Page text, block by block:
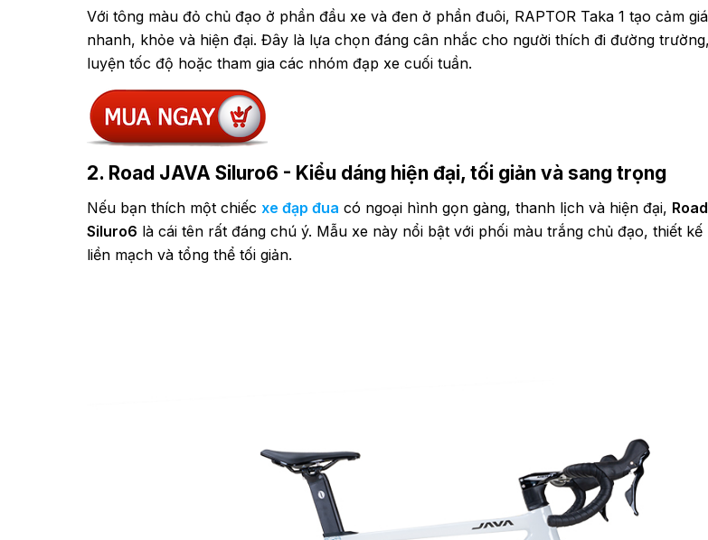
Với tông màu đỏ chủ đạo ở phần đầu xe và đen ở phần đuôi, RAPTOR Taka 1 tạo cảm
nhanh, khỏe và hiện đại. Đây là lựa chọn đáng cân nhắc cho người thích đi đường
luyện tốc độ hoặc tham gia các nhóm đạp xe cuối tuần.
2. Road JAVA Siluro6 - Kiểu dáng hiện đại, tối giản và sang trọng
Nếu bạn thích một chiếc xe đạp đua có ngoại hình gọn gàng, thanh lịch và hiện đại,
Siluro6 là cái tên rất đáng chú ý. Mẫu xe này nổi bật với phối màu trắng chủ đạo, thiết kế
liền mạch và tổng thể tối giản.